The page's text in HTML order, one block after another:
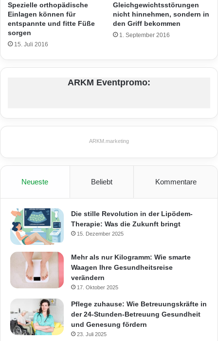
Spezielle orthopädische
Einlagen können für
entspannte und fitte Füße
sorgen
15. Juli 2016
Gleichgewichtsstörungen
nicht hinnehmen, sondern in
den Griff bekommen
1. September 2016
ARKM Eventpromo:
ARKM.marketing
Neueste Beliebt Kommentare
Die stille Revolution in der Lipödem-
Therapie: Was die Zukunft bringt
15. Dezember 2025
Mehr als nur Kilogramm: Wie smarte
Waagen Ihre Gesundheitsreise
verändern
17. Oktober 2025
Pflege zuhause: Wie Betreuungskräfte in
der 24-Stunden-Betreuung Gesundheit
und Genesung fördern
23. Juli 2025